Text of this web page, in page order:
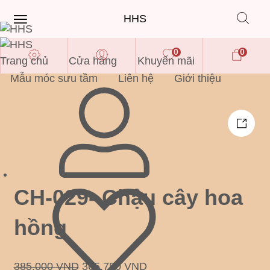
Trang chủ Cửa hàng
Khuyến mãi
Mẫu móc sưu tầm
Liên hệ Giới thiệu
HHS
0 0
CH-029- Chậu cây hoa
hồng
385,000VND 365,750VND